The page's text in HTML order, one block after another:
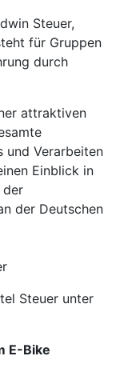
Steuer,
für Gruppen
durch
attraktiven
und Verarbeiten
Einblick in
der
der Deutschen
Steuer unter
E-Bike